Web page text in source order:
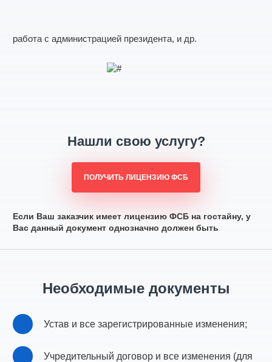
работа с администрацией президента, и др.
Нашли свою услугу?
ПОЛУЧИТЬ ЛИЦЕНЗИЮ ФСБ
Если Ваш заказчик имеет лицензию ФСБ на гостайну, у
Вас данный документ однозначно должен быть
Необходимые документы
Устав и все зарегистрированные изменения;
Учредительный договор и все изменения (для